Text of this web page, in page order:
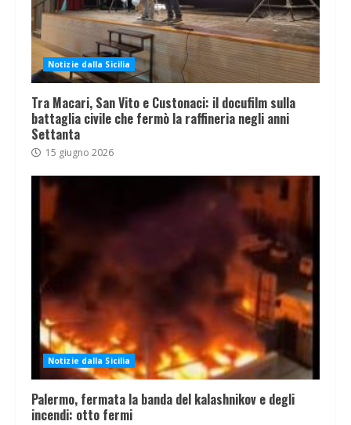
Notizie dalla Sicilia
Tra Macari, San Vito e Custonaci: il docufilm sulla
battaglia civile che fermò la raffineria negli anni
Settanta
15 giugno 2026
Notizie dalla Sicilia
Palermo, fermata la banda del kalashnikov e degli
incendi: otto fermi